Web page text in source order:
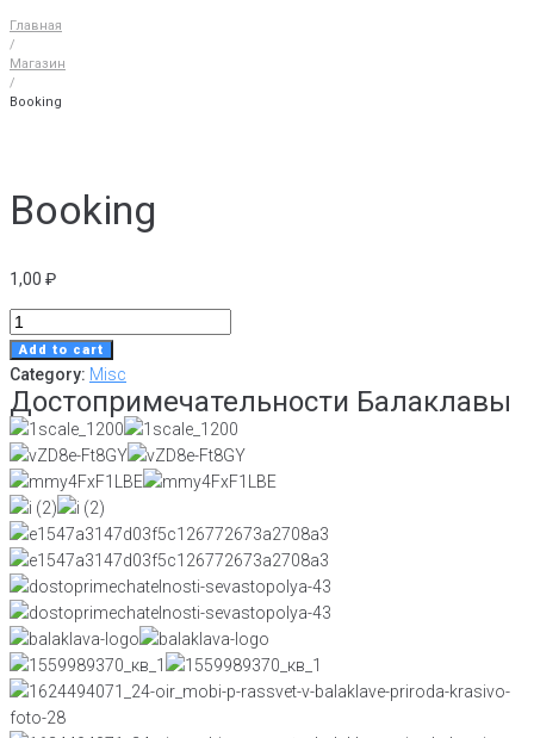
Главная
/
Магазин
/
Booking
Booking
1,00 ₽
Booking
quantity
Add to cart
Category: Misc
Достопримечательности Балаклавы